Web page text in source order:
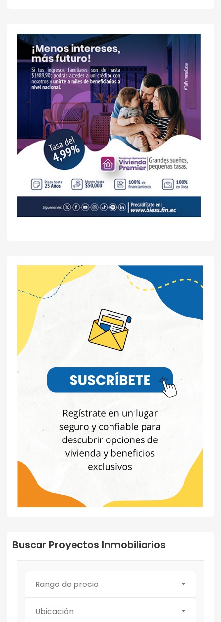
Buscar Proyectos Inmobiliarios
Rango de precio
Ubicación